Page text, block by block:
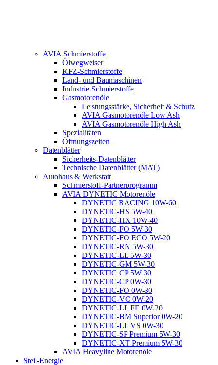
AVIA Schmierstoffe
Ölwegweiser
KFZ-Schmierstoffe
Land- und Baumaschinen
Industrie-Schmierstoffe
Gasmotorenöle
Leistungsstärke, Sicherheit & Schutz
AVIA Gasmotorenöle Low Ash
AVIA Gasmotorenöle High Ash
Spezialitäten
Öffnungszeiten
Datenblätter
Sicherheits-Datenblätter
Technische Datenblätter (MAT)
Autohaus & Werkstatt
Schmierstoff-Partnerprogramm
AVIA DYNETIC Motorenöle
DYNETIC RACING 10W-60
DYNETIC-HS 5W-40
DYNETIC-HX 10W-40
DYNETIC-FO 5W-30
DYNETIC-FO ECO 5W-20
DYNETIC-RN 5W-30
DYNETIC-LL 5W-30
DYNETIC-GM 5W-30
DYNETIC-CP 5W-30
DYNETIC-CP 0W-30
DYNETIC-FO 0W-30
DYNETIC-VC 0W-20
DYNETIC-LL FE 0W-20
DYNETIC-BM Superior 0W-20
DYNETIC-LL VS 0W-30
DYNETIC-SP Premium 5W-30
DYNETIC-XT Premium 5W-30
AVIA Heavyline Motorenöle
Steil-Energie